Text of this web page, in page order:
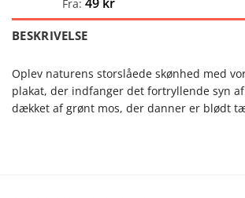
Fra:
BESKRIVELSE
Oplev naturens storslåede skønhed med
plakat, der indfanger det fortryllende syn
dækket af grønt mos, der danner er blødt